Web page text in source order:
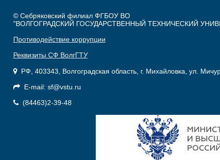
© Себряковский филиал ФГБОУ ВО
"ВОЛГОГРАДСКИЙ ГОСУДАРСТВЕННЫЙ ТЕХНИЧЕСКИЙ
Противодействие коррупции
Реквизиты СФ ВолгГТУ
РФ, 403343, Волгоградская область, г. Михайловка, ул.
E-mail: sf@vstu.ru
(84463)2-39-48